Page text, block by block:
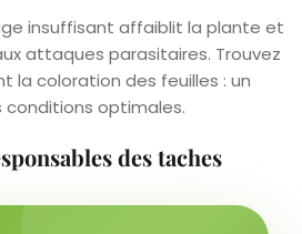
insuffisant affaiblit la plante et
attaques parasitaires. Trouvez
la coloration des feuilles : un
optimales.
des taches